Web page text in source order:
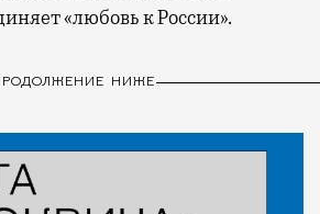
«любовь к России».
НИЖЕ